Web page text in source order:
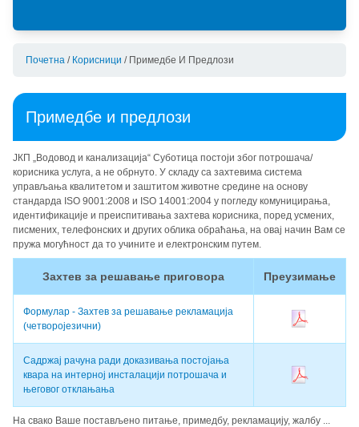
Почетна / Корисници / Примедбе И Предлози
Примедбе и предлози
ЈКП „Водовод и канализација“ Суботица постоји због потрошача/
корисника услуга, а не обрнуто. У складу са захтевима система
управљања квалитетом и заштитом животне средине на основу
стандарда ISO 9001:2008 и ISO 14001:2004 у погледу комуницирања,
идентификације и преиспитивања захтева корисника, поред усмених,
писмених, телефонских и других облика обраћања, на овај начин Вам се
пружа могућност да то учините и електронским путем.
Захтев за решавање приговора Преузимање
Формулар - Захтев за решавање рекламација
(четворојезични)
Садржај рачуна ради доказивања постојања
квара на интерној инсталацији потрошача и
његовог отклањања
На свако Ваше постављено питање, примедбу, рекламацију, жалбу ...